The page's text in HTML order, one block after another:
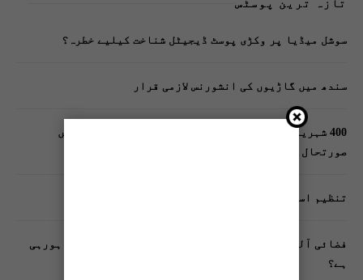
تازہ ترین پوسٹس
سوشل میڈیا پر وکڑی پوسٹ ڈیجیٹل شناخت کیلیے خطرہ؟
سندھ میں گاڑیوں کی انشورنس لازمی قرار
400 شہریوں کیلئے ایک پولیس اہلکار لازمی، کراچی میں
صورتحال کیا ہے؟
تنظیم اسلامی کے زیرِ اہتمام ملک گیر آگاہی مہم!
فضائی آلودگی انسانی دماغ کیلیے کیسے خطرناک ثابت ہورہی
ہے؟